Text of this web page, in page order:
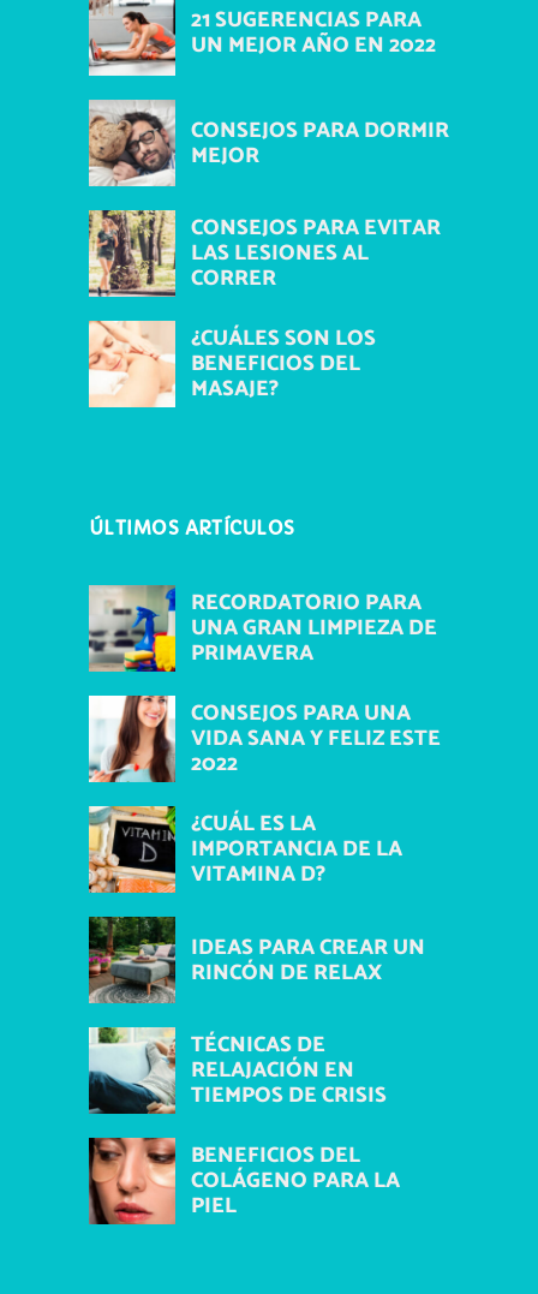
21 SUGERENCIAS PARA
UN MEJOR AÑO EN 2022
CONSEJOS PARA DORMIR
MEJOR
CONSEJOS PARA EVITAR
LAS LESIONES AL
CORRER
¿CUÁLES SON LOS
BENEFICIOS DEL
MASAJE?
ÚLTIMOS ARTÍCULOS
RECORDATORIO PARA
UNA GRAN LIMPIEZA DE
PRIMAVERA
CONSEJOS PARA UNA
VIDA SANA Y FELIZ ESTE
2022
¿CUÁL ES LA
IMPORTANCIA DE LA
VITAMINA D?
IDEAS PARA CREAR UN
RINCÓN DE RELAX
TÉCNICAS DE
RELAJACIÓN EN
TIEMPOS DE CRISIS
BENEFICIOS DEL
COLÁGENO PARA LA
PIEL